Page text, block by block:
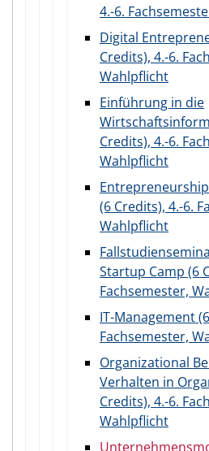
4.-6.
Digital
Credits), 4.-6.
Wahlpflicht
Einführung in die
Credits), 4.-6.
Wahlpflicht
(6 Credits), 4.-6.
Wahlpflicht
Startup Camp (6
Fachsemester,
IT-Management
Fachsemester,
Organizational
Verhalten in
Credits), 4.-6.
Wahlpflicht